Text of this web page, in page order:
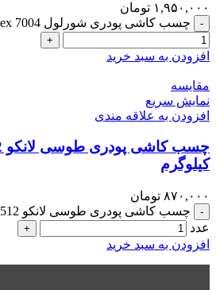
۱,۹۵۰,۰۰۰ تومان
- چسب کاشی پودری شورلول Sure Flex 7004 (سفید) عدد
+
افزودن به سبد خرید
مقايسه
نمایش سریع
افزودن به علاقه مندی
کیلوگرم
۸۷۰,۰۰۰ تومان
-
عدد
+
افزودن به سبد خرید